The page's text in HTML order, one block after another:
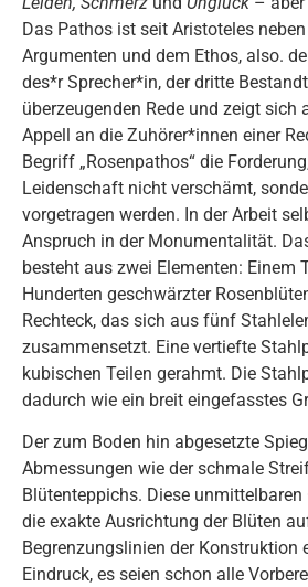
Das Pathos ist seit Aristoteles
Argumenten und dem Ethos, also.
des*r Sprecher*in, der dritte
überzeugenden Rede und zeigt sich
Appell an die Zuhörer*innen einer
Begriff „Rosenpathos“ die
Leidenschaft nicht verschämt,
vorgetragen werden. In der Arbeit
Anspruch in der Monumentalität.
besteht aus zwei Elementen: Einem
Hunderten geschwärzter
Rechteck, das sich aus fünf
zusammensetzt. Eine vertiefte
kubischen Teilen gerahmt. Die
dadurch wie ein breit eingefasstes
Der zum Boden hin abgesetzte
Abmessungen wie der schmale
Blütenteppichs. Diese unmittelbaren
die exakte Ausrichtung der Blüten
Begrenzungslinien der Konstruktion
Eindruck, es seien schon alle